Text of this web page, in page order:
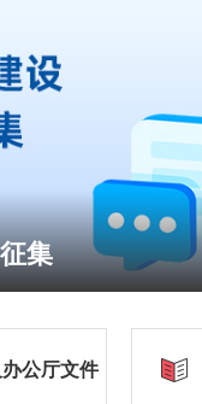
集
公厅文件